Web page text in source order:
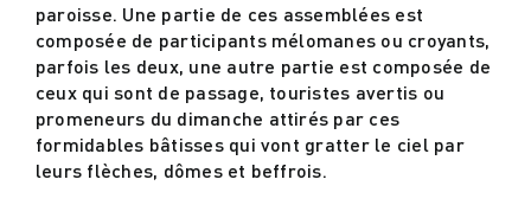
paroisse. Une partie de ces assemblées est
composée de participants mélomanes ou croyants,
parfois les deux, une autre partie est composée de
ceux qui sont de passage, touristes avertis ou
promeneurs du dimanche attirés par ces
formidables bâtisses qui vont gratter le ciel par
leurs flèches, dômes et beffrois.